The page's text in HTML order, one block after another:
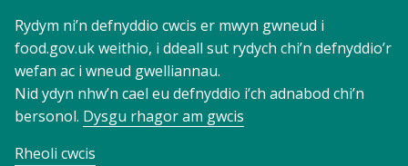
Rydym ni’n defnyddio cwcis er mwyn gwneud i
food.gov.uk weithio, i ddeall sut rydych chi’n defnyddio’r
wefan ac i wneud gwelliannau.
Nid ydyn nhw’n cael eu defnyddio i’ch adnabod chi’n
bersonol. Dysgu rhagor am gwcis
Rheoli cwcis